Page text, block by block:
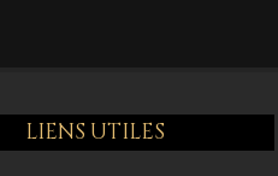
LIENS UTILES